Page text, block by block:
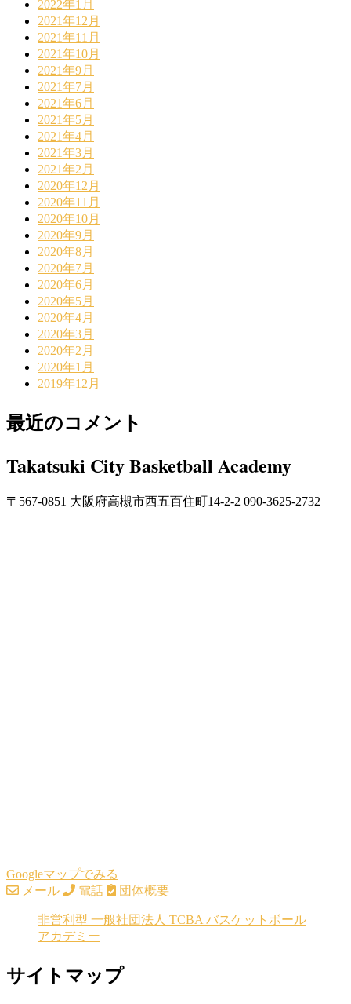
2022年1月
2021年12月
2021年11月
2021年10月
2021年9月
2021年7月
2021年6月
2021年5月
2021年4月
2021年3月
2021年2月
2020年12月
2020年11月
2020年10月
2020年9月
2020年8月
2020年7月
2020年6月
2020年5月
2020年4月
2020年3月
2020年2月
2020年1月
2019年12月
最近のコメント
Takatsuki City Basketball Academy
〒567-0851 大阪府高槻市西五百住町14-2-2 090-3625-2732
Googleマップでみる
メール
電話 団体概要
非営利型 一般社団法人 TCBA バスケットボール
アカデミー
サイトマップ